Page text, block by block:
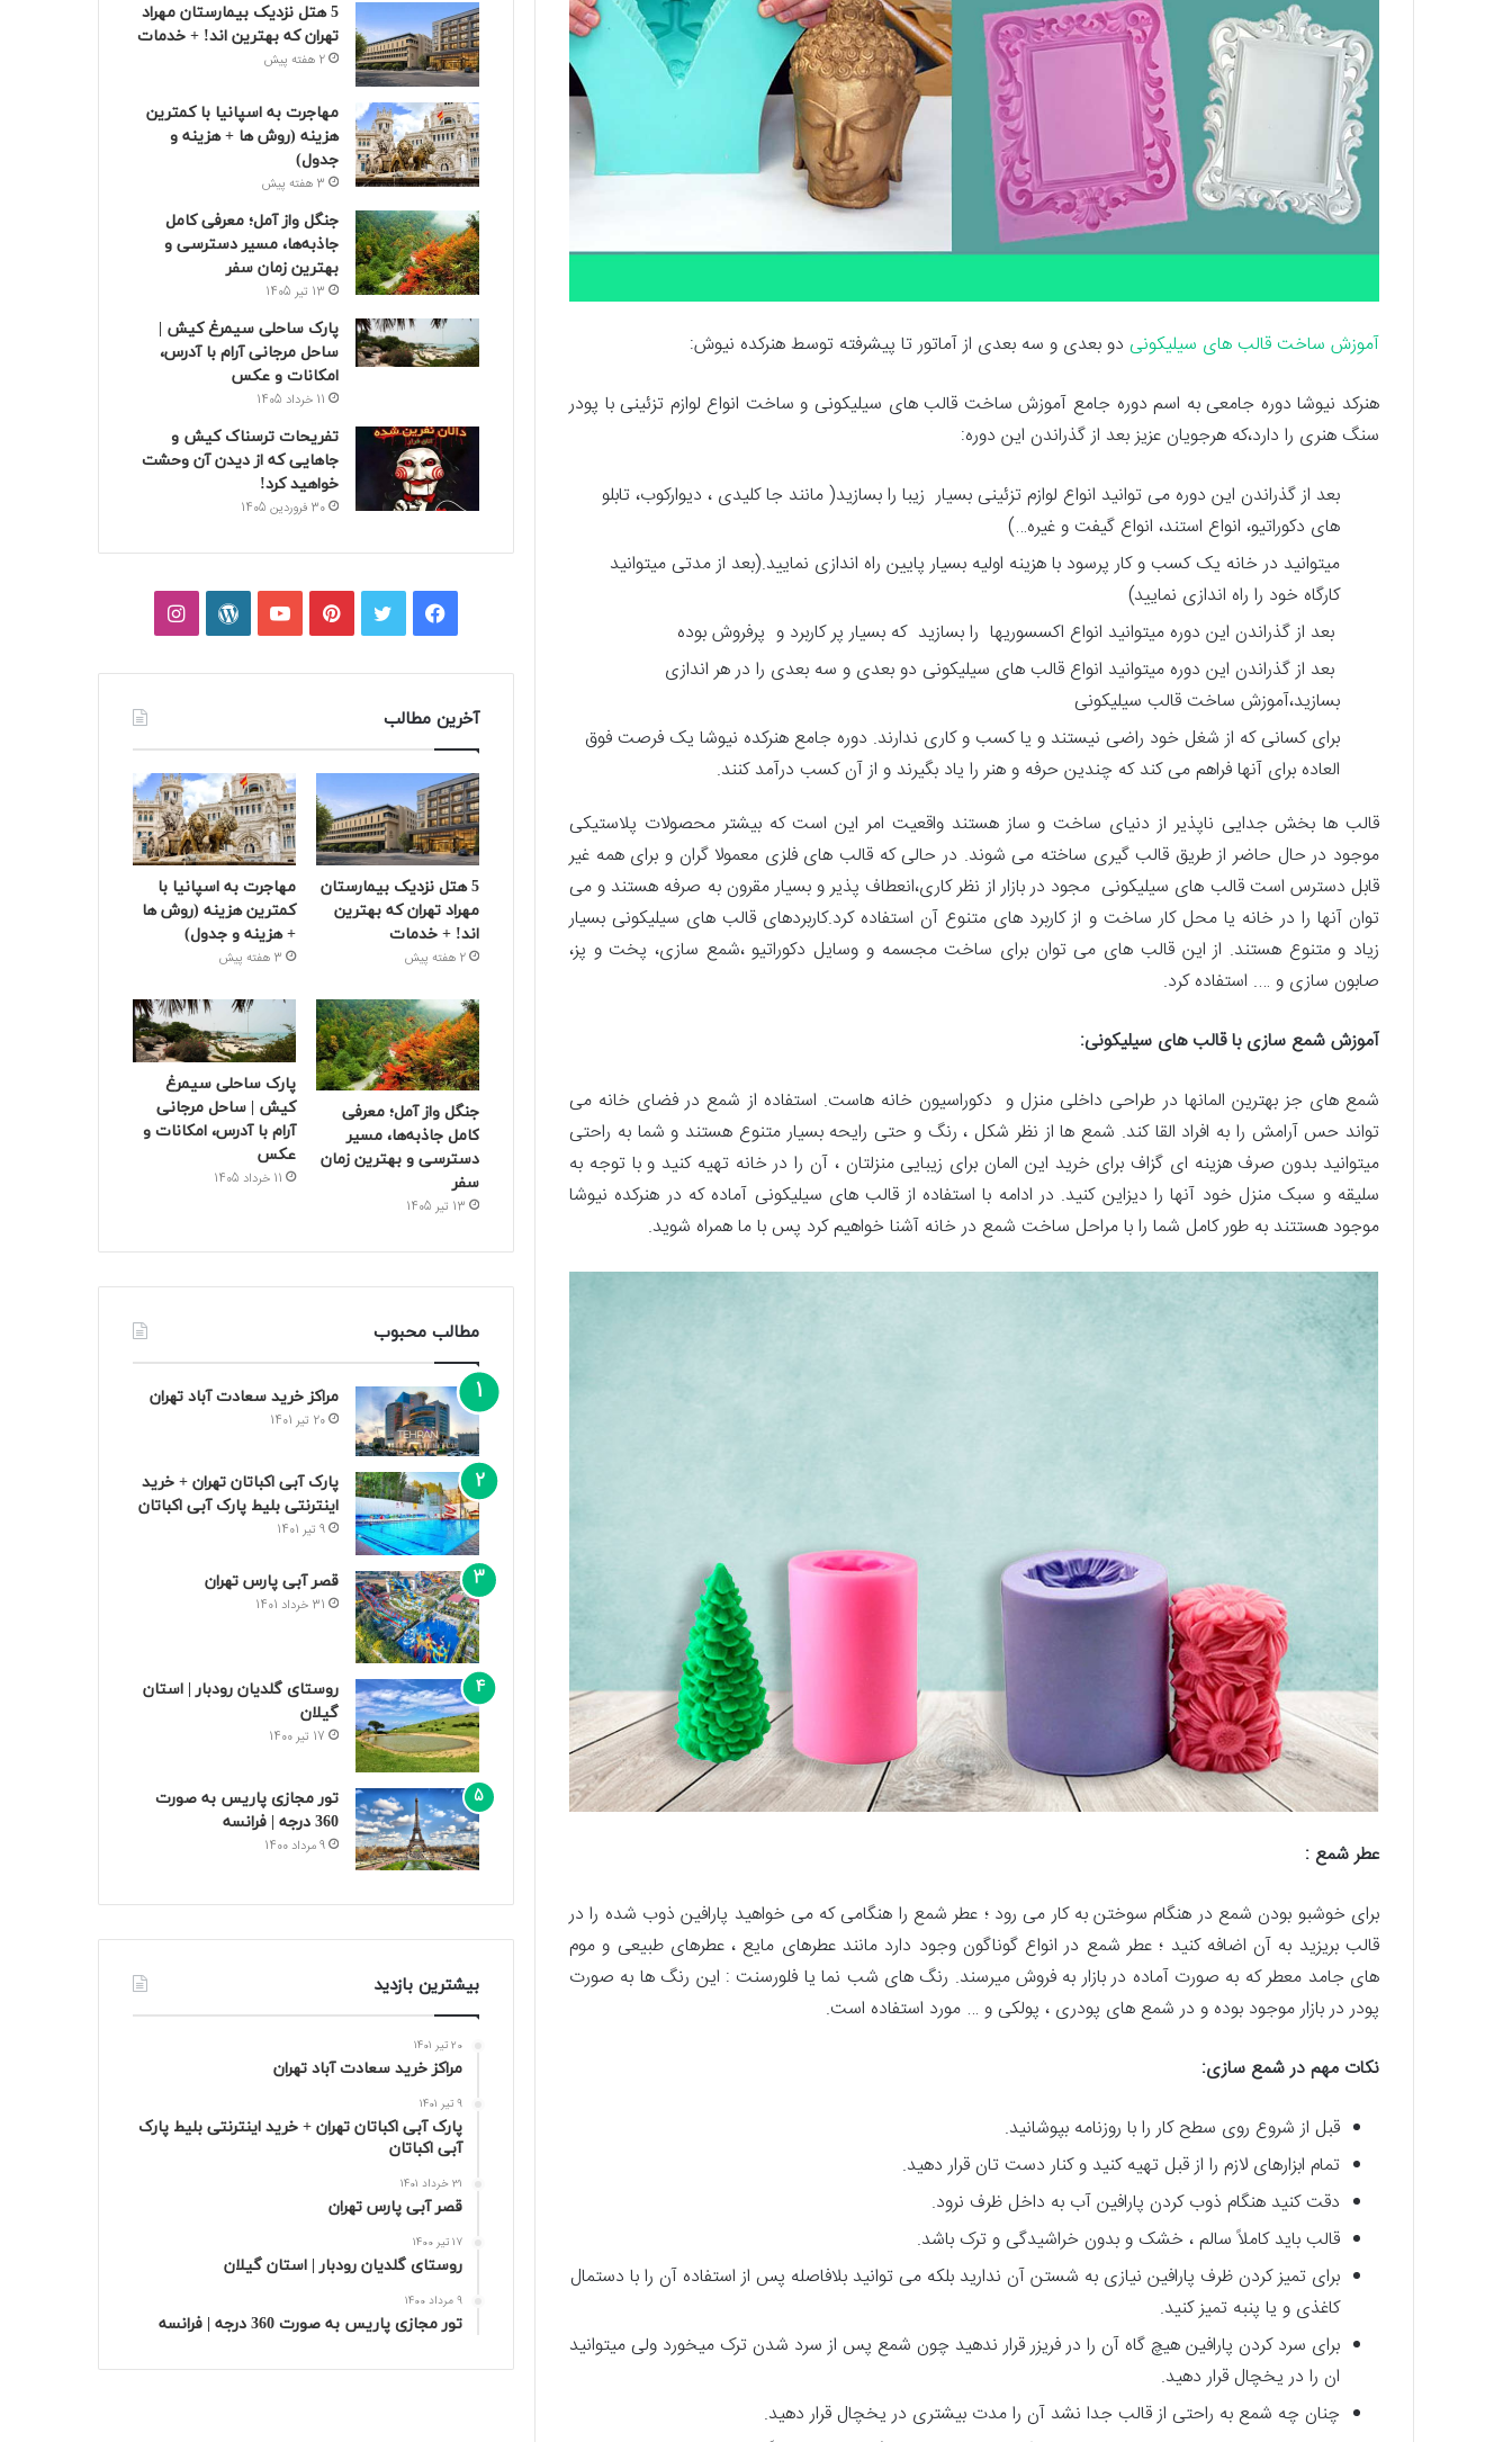
: آموزش ساخت قالب های سیلیکونی دو بعدی و سه بعدی از آماتور تا پیشرفته توسط هنرکده نیوش
هنرکد نیوشا دوره جامعی به اسم دوره جامع آموزش ساخت قالب های سیلیکونی و ساخت انواع لوازم تزئینی با پودر
سنگ هنری را دارد،که هرجویان عزیز بعد از گذراندن این دوره:
بعد از گذراندن این دوره می توانید انواع لوازم تزئینی بسیار زیبا را بسازید( مانند جا کلیدی ، دیوارکوب، تابلو
های دکوراتیو، انواع استند، انواع گیفت و غیره…)
میتوانید در خانه یک کسب و کار پرسود با هزینه اولیه بسیار پایین راه اندازی نمایید.(بعد از مدتی میتوانید
کارگاه خود را راه اندازی نمایید)
بعد از گذراندن این دوره میتوانید انواع اکسسوریها را بسازید که بسیار پر کاربرد و پرفروش بوده
بعد از گذراندن این دوره میتوانید انواع قالب های سیلیکونی دو بعدی و سه بعدی را در هر اندازی
بسازید،آموزش ساخت قالب سیلیکونی
برای کسانی که از شغل خود راضی نیستند و یا کسب و کاری ندارند. دوره جامع هنرکده نیوشا یک فرصت فوق
العاده برای آنها فراهم می کند که چندین حرفه و هنر را یاد بگیرند و از آن کسب درآمد کنند.
قالب ها بخش جدایی ناپذیر از دنیای ساخت و ساز هستند واقعیت امر این است که بیشتر محصولات پلاستیکی
موجود در حال حاضر از طریق قالب گیری ساخته می شوند. در حالی که قالب های فلزی معمولا گران و برای همه غیر
قابل دسترس است قالب های سیلیکونی مجود در بازار از نظر کاری،انعطاف پذیر و بسیار مقرون به صرفه هستند و می
توان آنها را در خانه یا محل کار ساخت و از کاربرد های متنوع آن استفاده کرد.کاربردهای قالب های سیلیکونی بسیار
زیاد و متنوع هستند. از این قالب های می توان برای ساخت مجسمه و وسایل دکوراتیو ،شمع سازی، پخت و پز،
صابون سازی و …. استفاده کرد.
:آموزش شمع سازی با قالب های سیلیکونی
شمع های جز بهترین المانها در طراحی داخلی منزل و دکوراسیون خانه هاست. استفاده از شمع در فضای خانه می
تواند حس آرامش را به افراد القا کند. شمع ها از نظر شکل ، رنگ و حتی رایحه بسیار متنوع هستند و شما به راحتی
میتوانید بدون صرف هزینه ای گزاف برای خرید این المان برای زیبایی منزلتان ، آن را در خانه تهیه کنید و با توجه به
سلیقه و سبک منزل خود آنها را دیزاین کنید. در ادامه با استفاده از قالب های سیلیکونی آماده که در هنرکده نیوشا
موجود هستتند به طور کامل شما را با مراحل ساخت شمع در خانه آشنا خواهیم کرد پس با ما همراه شوید.
عطر شمع :
برای خوشبو بودن شمع در هنگام سوختن به کار می رود ؛ عطر شمع را هنگامی که می خواهید پارافین ذوب شده را در
قالب بریزید به آن اضافه کنید ؛ عطر شمع در انواع گوناگون وجود دارد مانند عطرهای مایع ، عطرهای طبیعی و موم
های جامد معطر که به صورت آماده در بازار به فروش میرسند. رنگ های شب نما یا فلورسنت : این رنگ ها به صورت
پودر در بازار موجود بوده و در شمع های پودری ، پولکی و … مورد استفاده است.
نکات مهم در شمع سازی:
قبل از شروع روی سطح کار را با روزنامه بپوشانید.
تمام ابزارهای لازم را از قبل تهیه کنید و کنار دست تان قرار دهید.
دقت کنید هنگام ذوب کردن پارافین آب به داخل ظرف نرود.
قالب باید کاملاً سالم ، خشک و بدون خراشیدگی و ترک باشد.
برای تمیز کردن ظرف پارافین نیازی به شستن آن ندارید بلکه می توانید بلافاصله پس از استفاده آن را با دستمال
کاغذی و یا پنبه تمیز کنید.
برای سرد کردن پارافین هیچ گاه آن را در فریزر قرار ندهید چون شمع پس از سرد شدن ترک میخورد ولی میتوانید
ان را در یخچال قرار دهید.
چنان چه شمع به راحتی از قالب جدا نشد آن را مدت بیشتری در یخچال قرار دهید.
5 هتل نزدیک بیمارستان مهراد
تهران که بهترین‌ اند! + خدمات
2 هفته پیش
مهاجرت به اسپانیا با کمترین
هزینه (روش ها + هزینه و
جدول)
3 هفته پیش
جنگل واز آمل؛ معرفی کامل
جاذبه‌ها، مسیر دسترسی و
بهترین زمان سفر
13 تیر 1405
پارک ساحلی سیمرغ کیش |
ساحل مرجانی آرام با آدرس،
امکانات و عکس
11 خرداد 1405
تفریحات ترسناک کیش و
جاهایی که از دیدن آن وحشت
خواهید کرد!
30 فروردین 1405
فیسبوکتوییترپینتریستیوتیوبوردپرساینستاگرام
آخرین مطالب
5 هتل نزدیک بیمارستان
مهراد تهران که بهترین‌
اند! + خدمات
2 هفته پیش
مهاجرت به اسپانیا با
کمترین هزینه (روش ها
+ هزینه و جدول)
3 هفته پیش
جنگل واز آمل؛ معرفی
کامل جاذبه‌ها، مسیر
دسترسی و بهترین زمان
سفر
13 تیر 1405
پارک ساحلی سیمرغ
کیش | ساحل مرجانی
آرام با آدرس، امکانات و
عکس
11 خرداد 1405
مطالب محبوب
مراکز خرید سعادت‌ آباد تهران
20 تیر 1401
پارک آبی اکباتان تهران + خرید
اینترنتی بلیط پارک آبی اکباتان
9 تیر 1401
قصر آبی پارس تهران
31 خرداد 1401
روستای گلدیان رودبار | استان
گیلان
17 تیر 1400
تور مجازی پاریس به صورت
360 درجه | فرانسه
9 مرداد 1400
بیشترین بازدید
20 تیر 1401
مراکز خرید سعادت‌ آباد تهران
9 تیر 1401
پارک آبی اکباتان تهران + خرید اینترنتی بلیط پارک
آبی اکباتان
31 خرداد 1401
قصر آبی پارس تهران
17 تیر 1400
روستای گلدیان رودبار | استان گیلان
9 مرداد 1400
تور مجازی پاریس به صورت 360 درجه | فرانسه